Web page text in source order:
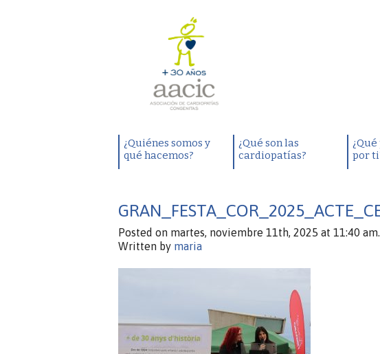
¿Quiénes somos y
qué hacemos?
¿Qué son las
cardiopatías?
por
Posted on martes, noviembre 11th, 2025 at 11:40 am.
Written by maria